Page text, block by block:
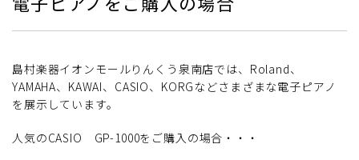
島村楽器イオンモールりんくう泉南店では、Roland、
YAMAHA、KAWAI、CASIO、KORGなどさまざまな電子ピアノ
を展示しています。
人気のCASIO GP-1000をご購入の場合・・・